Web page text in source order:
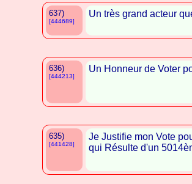
637)
[444689]
Un très grand acteur
636)
[444213]
Un Honneur de Voter
635)
[441428]
Je Justifie mon Vote
qui Résulte d'un